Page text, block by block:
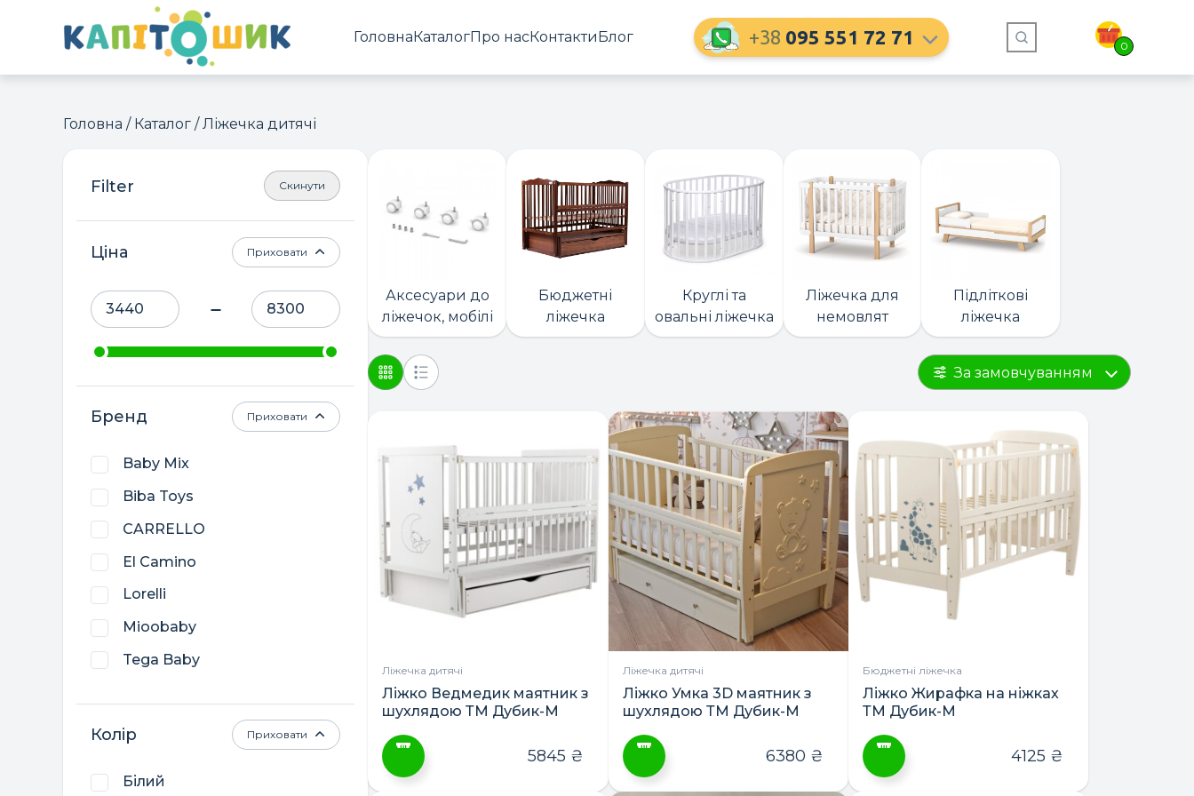
ГоловнаКаталогПро насКонтактиБлог +38 095 551 72 71 0
Головна / Каталог / Ліжечка дитячі
Скинути
Ціна Приховати
Бренд
Baby Mix
Biba Toys
CARRELLO
El Camino
Lorelli
Mioobaby
Tega Baby
Гойдалка
Кузя
Приховати
Колір
Білий
Приховати
Аксесуари до
ліжечок, мобілі
Бюджетні
ліжечка
Круглі та
овальні ліжечка
Ліжечка для
немовлят
Підліткові
ліжечка
За замовчуванням
Ліжечка дитячі
Ліжко Ведмедик маятник з
шухлядою ТМ Дубик-М
5845 ₴
Ліжечка дитячі
Ліжко Умка 3D маятник з
шухлядою ТМ Дубик-М
6380 ₴
Бюджетні ліжечка
Ліжко Жирафка на ніжках
ТМ Дубик-М
4125 ₴